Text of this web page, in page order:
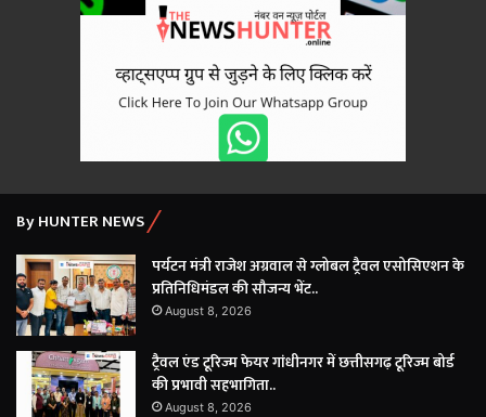
By HUNTER NEWS
पर्यटन मंत्री राजेश अग्रवाल से ग्लोबल ट्रैवल एसोसिएशन के
प्रतिनिधिमंडल की सौजन्य भेंट..
August 8, 2026
ट्रैवल एंड टूरिज्म फेयर गांधीनगर में छत्तीसगढ़ टूरिज्म बोर्ड
की प्रभावी सहभागिता..
August 8, 2026